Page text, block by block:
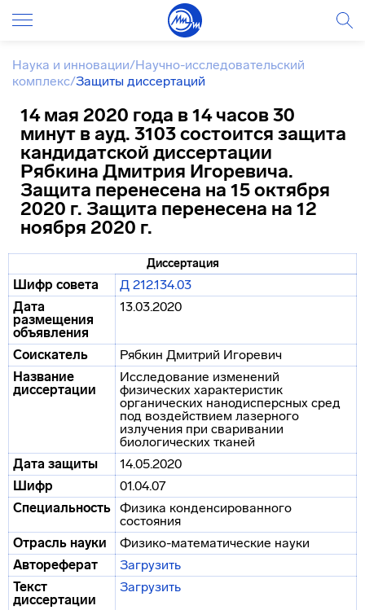
Наука и инновации/Научно-исследовательский
комплекс/Защиты диссертаций
14 мая 2020 года в 14 часов 30
минут в ауд. 3103 состоится защита
кандидатской диссертации
Рябкина Дмитрия Игоревича.
Защита перенесена на 15 октября
2020 г. Защита перенесена на 12
ноября 2020 г.
Диссертация
Шифр совета
Д 212.134.03
Дата
размещения
объявления
13.03.2020
Соискатель
Рябкин Дмитрий Игоревич
Название
диссертации
Исследование изменений
физических характеристик
органических нанодисперсных сред
под воздействием лазерного
излучения при сваривании
биологических тканей
Дата защиты
14.05.2020
Шифр
01.04.07
Специальность Физика конденсированного
состояния
Отрасль науки
Физико-математические науки
Автореферат
Загрузить
Текст
диссертации
Загрузить